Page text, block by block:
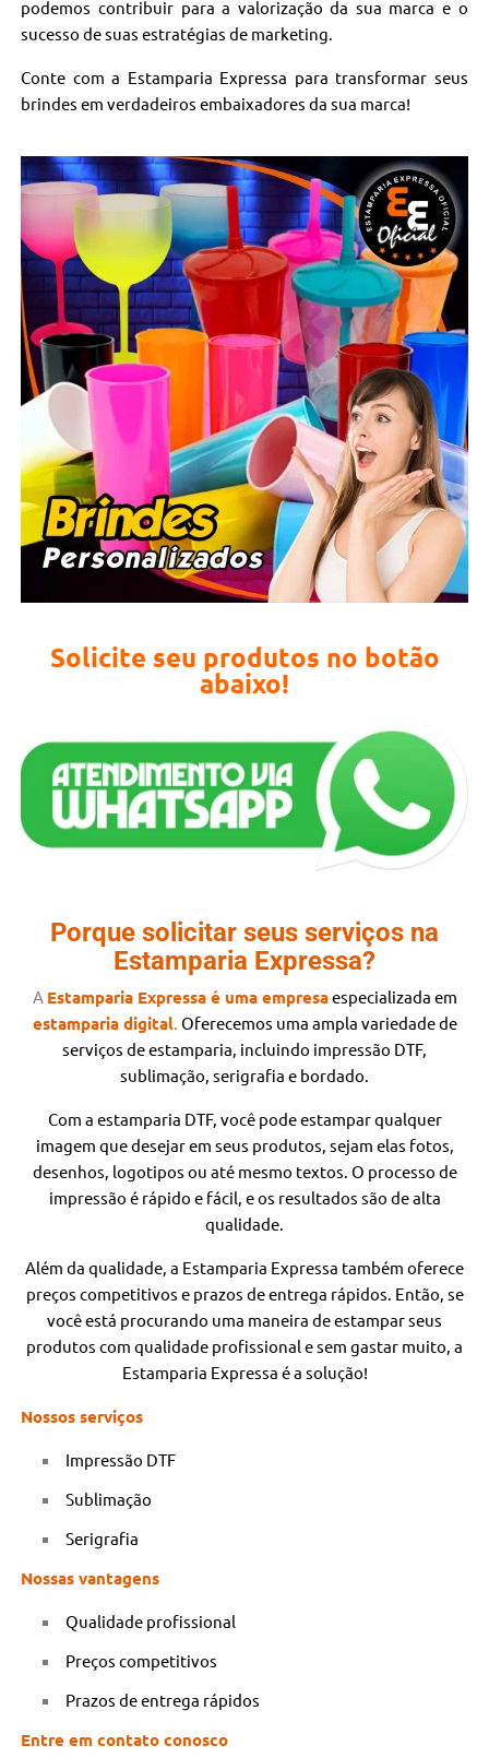
podemos contribuir para a valorização da sua marca e o
sucesso de suas estratégias de marketing.
Conte com a Estamparia Expressa para transformar seus
brindes em verdadeiros embaixadores da sua marca!
Solicite seu produtos no botão
abaixo!
Porque solicitar seus serviços na
Estamparia Expressa?
A Estamparia Expressa é uma empresaespecializada em
estamparia digital. Oferecemos uma ampla variedade de
serviços de estamparia, incluindo impressão DTF,
sublimação, serigrafia e bordado.
Com a estamparia DTF, você pode estampar qualquer
imagem que desejar em seus produtos, sejam elas fotos,
desenhos, logotipos ou até mesmo textos. O processo de
impressão é rápido e fácil, e os resultados são de alta
qualidade.
Além da qualidade, a Estamparia Expressa também oferece
preços competitivos e prazos de entrega rápidos. Então, se
você está procurando uma maneira de estampar seus
produtos com qualidade profissional e sem gastar muito, a
Estamparia Expressa é a solução!
Nossos serviços
Impressão DTF
Sublimação
Serigrafia
Nossas vantagens
Qualidade profissional
Preços competitivos
Prazos de entrega rápidos
Entre em contato conosco